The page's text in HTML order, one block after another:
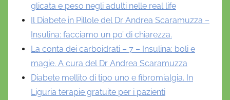
glicata e peso negli adulti nelle real life
Il Diabete in Pillole del Dr Andrea Scaramuzza –
Insulina: facciamo un po’ di chiarezza.
La conta dei carboidrati – 7 – Insulina: boli e
magie. A cura del Dr Andrea Scaramuzza
Diabete mellito di tipo uno e fibromialgia. In
Liguria terapie gratuite per i pazienti